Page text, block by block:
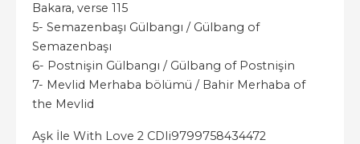
Bakara, verse 115
5- Semazenbaşı Gülbangı / Gülbang of
Semazenbaşı
6- Postnişin Gülbangı / Gülbang of Postnişin
7- Mevlid Merhaba bölümü / Bahir Merhaba of
the Mevlid
Aşk İle With Love 2 CDli9799758434472